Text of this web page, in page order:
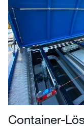
Container-